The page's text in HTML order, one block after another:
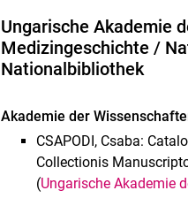
Ungarische Akademie
Medizingeschichte /
Nationalbibliothek
Akademie der
CSAPODI, Csaba:
Collectionis
(Ungarische Akademie